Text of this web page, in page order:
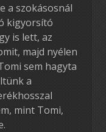
a szokásosnál
kigyorsító
is lett, az
majd nyélen
sem hagyta
a
mint Tomi,